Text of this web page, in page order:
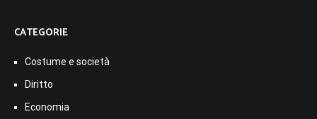
CATEGORIE
Costume e società
Diritto
Economia